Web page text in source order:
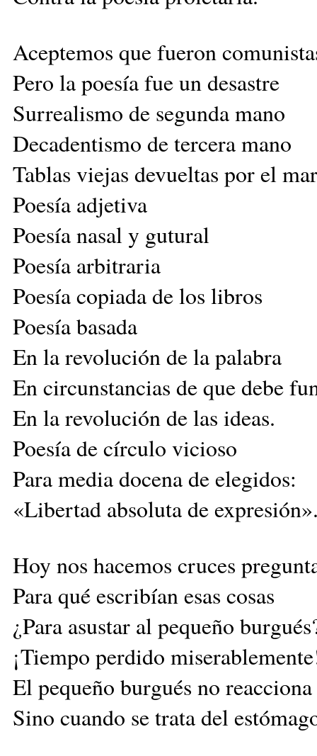
Aceptemos que fueron
Pero la poesía fue un desastre
Surrealismo de segunda mano
Decadentismo de tercera mano
Tablas viejas devueltas por el
Poesía adjetiva
Poesía nasal y gutural
Poesía arbitraria
Poesía copiada de los libros
Poesía basada
En la revolución de la palabra
En circunstancias de que debe
En la revolución de las ideas.
Poesía de círculo vicioso
Para media docena de elegidos:
«Libertad absoluta de
Hoy nos hacemos cruces
Para qué escribían esas cosas
¿Para asustar al pequeño
¡Tiempo perdido
El pequeño burgués no reacciona
Sino cuando se trata del